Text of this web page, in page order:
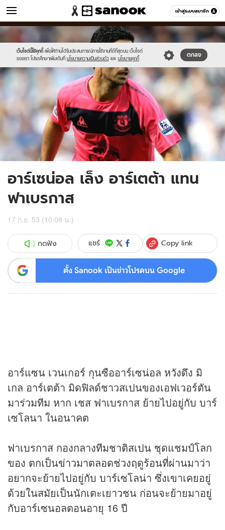
เข้าสู่ระบบสมาชิก
ข่าว หมวดอื่นๆ
เว็บไซต์นี้ใช้คุกกี้ เพื่อให้ท่านได้รับประสบการณ์การใช้งานที่ดีที่สุดบน เว็บไซต์
ของเรา โปรดศึกษาเพิ่มเติมที่ นโยบายความเป็นส่วนตัว และ นโยบายคุกกี้
ตกลง
Sanook
//s.isanook.com/sr/0/images/logo-
new-
sanook.png
600
60
//s.isanook.com/ns/0/ud/193/967059/Arteta.jpg
อาร์เซน่อล เล็ง อาร์เตต้า แทน
ฟาเบรกาส
17 ก.ย. 53 (10:08 น.)
กดฟัง แชร์ Copy link
ตั้ง Sanook เป็นข่าวโปรดบน Google
อาร์แซน เวนเกอร์ กุนซืออาร์เซน่อล หวังดึง มิ
เกล อาร์เตต้า มิดฟิลด์ชาวสเปนของเอฟเวอร์ตัน
มาร่วมทีม หาก เชส ฟาเบรกาส ย้ายไปอยู่กับ บาร์
เซโลนา ในอนาคต
ฟาเบรกาส กองกลางทีมชาติสเปน ชุดแชมป์โลก
ของ ตกเป็นข่าวมาตลอดช่วงฤดูร้อนที่ผ่านมาว่า
อยากจะย้ายไปอยู่กับ บาร์เซโลน่า ซึ่งเขาเคยอยู่
ด้วยในสมัยเป็นนักเตะเยาวชน ก่อนจะย้ายมาอยู่
กับอาร์เซนอลตอนอายุ 16 ปี